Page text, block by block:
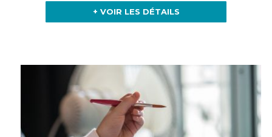
+ VOIR LES DÉTAILS